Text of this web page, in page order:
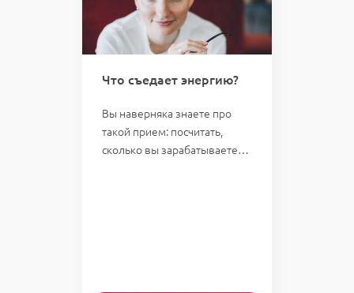
Что съедает энергию?
Вы наверняка знаете про
такой прием: посчитать,
сколько вы зарабатываете…